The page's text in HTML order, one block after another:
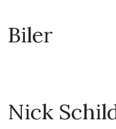
Biler
Nick